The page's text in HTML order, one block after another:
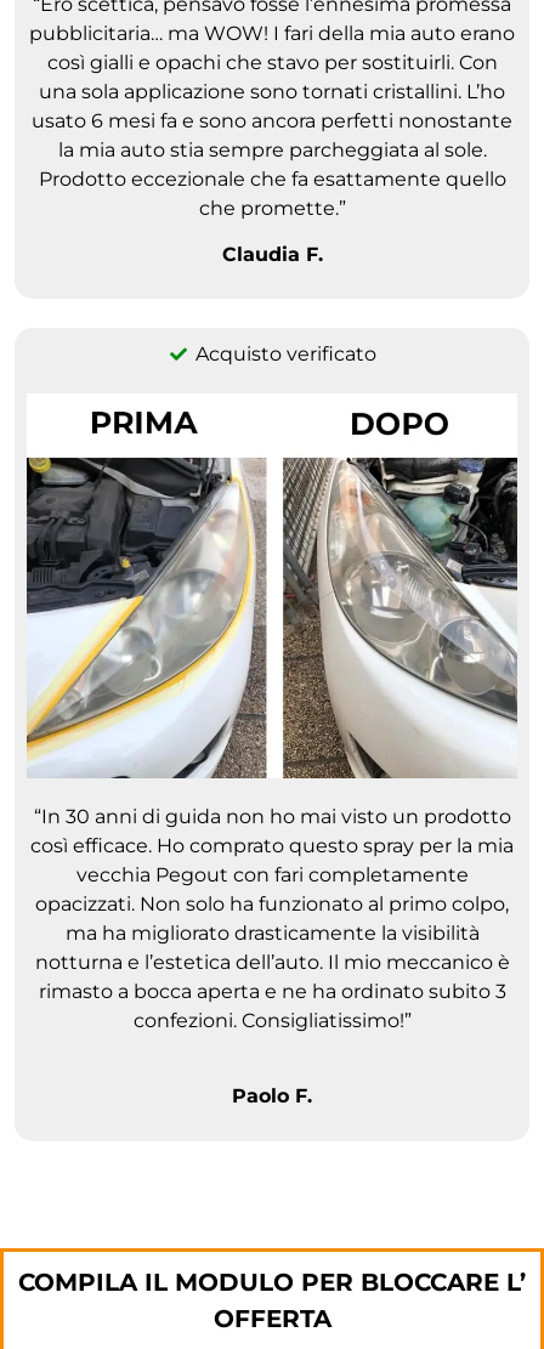
pubblicitaria… ma WOW! I fari della mia auto erano
così gialli e opachi che stavo per sostituirli. Con
una sola applicazione sono tornati cristallini. L’ho
usato 6 mesi fa e sono ancora perfetti nonostante
la mia auto stia sempre parcheggiata al sole.
Prodotto eccezionale che fa esattamente quello
che promette.”
Claudia F.
Acquisto verificato
“In 30 anni di guida non ho mai visto un prodotto
così efficace. Ho comprato questo spray per la mia
vecchia Pegout con fari completamente
opacizzati. Non solo ha funzionato al primo colpo,
ma ha migliorato drasticamente la visibilità
notturna e l’estetica dell’auto. Il mio meccanico è
rimasto a bocca aperta e ne ha ordinato subito 3
confezioni. Consigliatissimo!”
Paolo F.
COMPILA IL MODULO PER BLOCCARE L’
OFFERTA